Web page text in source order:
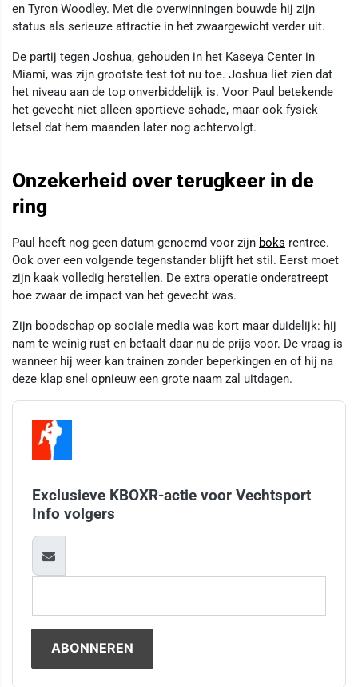
en Tyron Woodley. Met die overwinningen bouwde hij zijn
status als serieuze attractie in het zwaargewicht verder uit.
De partij tegen Joshua, gehouden in het Kaseya Center in
Miami, was zijn grootste test tot nu toe. Joshua liet zien dat
het niveau aan de top onverbiddelijk is. Voor Paul betekende
het gevecht niet alleen sportieve schade, maar ook fysiek
letsel dat hem maanden later nog achtervolgt.
Onzekerheid over terugkeer in de
ring
Paul heeft nog geen datum genoemd voor zijn boks rentree.
Ook over een volgende tegenstander blijft het stil. Eerst moet
zijn kaak volledig herstellen. De extra operatie onderstreept
hoe zwaar de impact van het gevecht was.
Zijn boodschap op sociale media was kort maar duidelijk: hij
nam te weinig rust en betaalt daar nu de prijs voor. De vraag is
wanneer hij weer kan trainen zonder beperkingen en of hij na
deze klap snel opnieuw een grote naam zal uitdagen.
Exclusieve KBOXR-actie voor Vechtsport
Info volgers